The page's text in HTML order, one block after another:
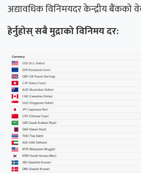
अद्यावधिक विनिमयदर केन्द्रीय बैंकको
हेर्नुहोस् सबै मुद्राको विनिमय दर: